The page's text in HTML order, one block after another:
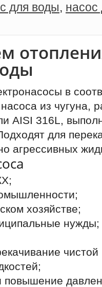
для воды, насос
в
из чугуна,
AISI 316L,
для
агрессивных
хозяйстве;
нужды;
повышение